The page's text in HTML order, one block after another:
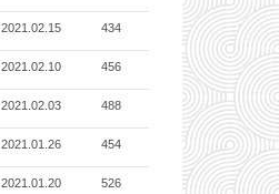
2021.02.15 434
2021.02.10 456
2021.02.03 488
2021.01.26 454
2021.01.20 526